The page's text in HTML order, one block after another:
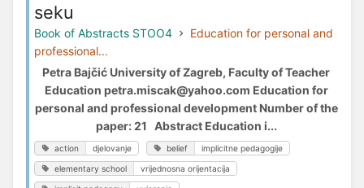
seku
Book of Abstracts STOO4
Education for personal and
professional...
Petra Bajčić University of Zagreb, Faculty of Teacher
Education petra.miscak@yahoo.com Education for
personal and professional development Number of the
paper: 21 Abstract Education i...
action djelovanje belief implicitne pedagogije
elementary school vrijednosna orijentacija